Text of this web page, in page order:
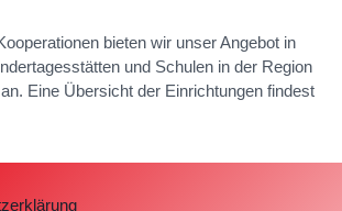
bieten wir unser Angebot in
und Schulen in der Region
Eine Übersicht der Einrichtungen findest